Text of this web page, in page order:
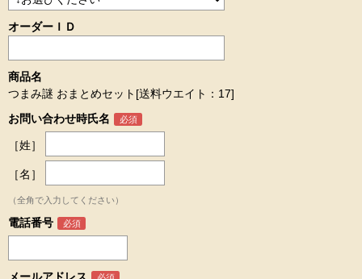
オーダーＩＤ
商品名
つまみ謎 おまとめセット[送料ウエイト：17]
お問い合わせ時氏名
［姓］
［名］
（全角で入力してください）
電話番号
メールアドレス